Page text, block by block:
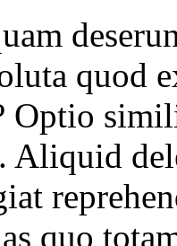
quod
Optio
Aliquid
quo